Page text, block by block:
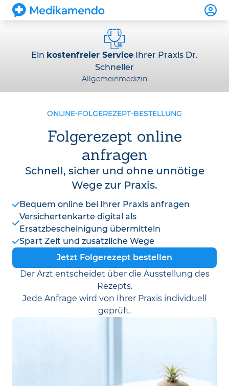
Ein kostenfreier Service Ihrer Praxis Dr.
Schneller
Allgemeinmedizin
ONLINE-FOLGEREZEPT-BESTELLUNG
Folgerezept online
anfragen
Schnell, sicher und ohne unnötige
Wege zur Praxis.
Bequem online bei Ihrer Praxis anfragen
Versichertenkarte digital als
Ersatzbescheinigung übermitteln
Spart Zeit und zusätzliche Wege
Jetzt Folgerezept bestellen
Der Arzt entscheidet über die Ausstellung des
Rezepts.
Jede Anfrage wird von Ihrer Praxis individuell
geprüft.